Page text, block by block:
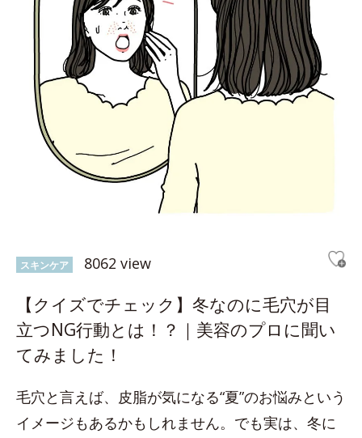
スキンケア 8062 view
【クイズでチェック】冬なのに毛穴が目
立つNG行動とは！？｜美容のプロに聞い
てみました！
毛穴と言えば、皮脂が気になる“夏”のお悩みという
イメージもあるかもしれません。でも実は、冬に